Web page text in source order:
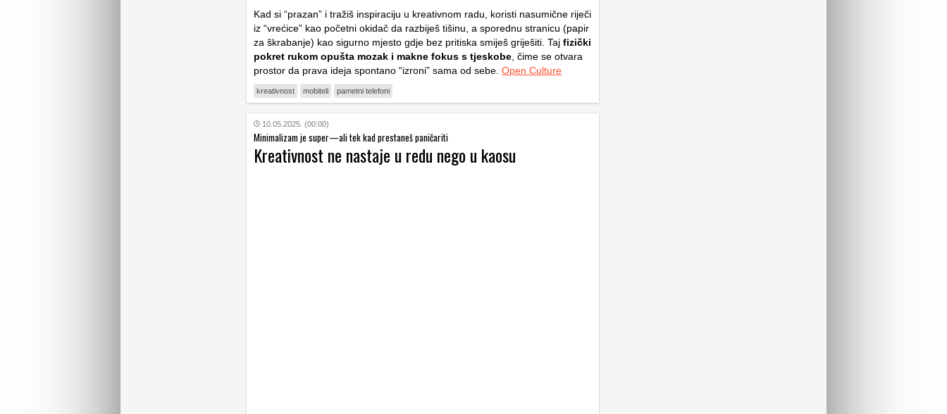
Kad si “prazan” i tražiš inspiraciju u kreativnom radu, koristi nasumične riječi
iz “vrećice” kao početni okidač da razbiješ tišinu, a sporednu stranicu (papir
za škrabanje) kao sigurno mjesto gdje bez pritiska smiješ griješiti. Taj fizički
pokret rukom opušta mozak i makne fokus s tjeskobe , čime se otvara
prostor da prava ideja spontano “izroni” sama od sebe. Open Culture
kreativnost mobiteli pametni telefoni
10.05.2025. (00:00)
Minimalizam je super—ali tek kad prestaneš paničariti
Kreativnost ne nastaje u redu nego u kaosu